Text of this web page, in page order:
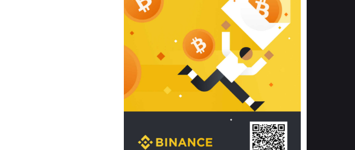
thêm các nghiên cứu khoa học về tác
động của giấc ngủ và môi trường
phòng ngủ đối với sức khỏe con
người tại Sleep Foundation (External
Link) để có cái nhìn toàn diện hơn.
2. Các tiêu chí vàng khi lựa chọn
chăn ga gối đệm cao cấp cho phòng
ngủ
Để sở hữu một bộ chăn ga gối đệm
cao cấp hoàn hảo cả về thẩm mỹ lẫn
công năng, người tiêu dùng cần cân
nhắc kỹ lưỡng các tiêu chí quan trọng